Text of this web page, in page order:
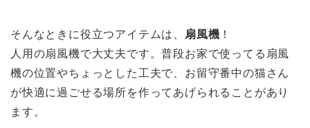
そんなときに役立つアイテムは、 扇風機 ！
人用の扇風機で大丈夫です。普段お家で使ってる 扇風
機の位置やちょっとした工夫で、 お留守番中の猫さん
が快適に過ごせる場所を作ってあげられる ことがあり
ます。